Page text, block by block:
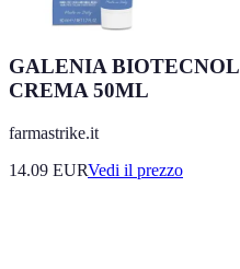
GALENIA
CREMA 50ML
farmastrike.it
14.09 EURVedi il prezzo